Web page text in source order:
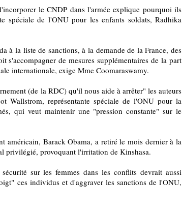
le CNDP dans l'armée explique pourquoi ils
spéciale de l'ONU pour les enfants soldats, Radhika
à la liste de sanctions, à la demande de la France, des
s'accompagner de mesures supplémentaires de la part
internationale, exige Mme Coomaraswamy.
(de la RDC) qu'il nous aide à arrêter" les auteurs
Wallstrom, représentante spéciale de l'ONU pour la
qui veut maintenir une "pression constante" sur le
américain, Barack Obama, a retiré le mois dernier à la
privilégié, provoquant l'irritation de Kinshasa.
sur les femmes dans les conflits devrait aussi
ces individus et d'aggraver les sanctions de l'ONU,